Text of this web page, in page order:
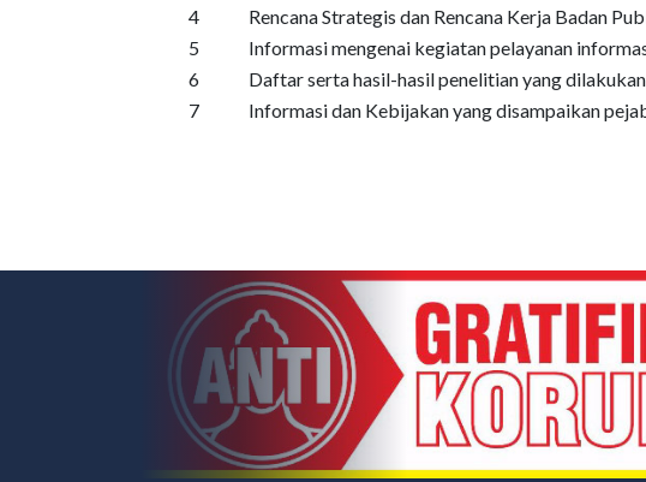
4
Rencana Strategis dan Rencana Kerja Badan
5
Informasi mengenai kegiatan pelayanan
6
Daftar serta hasil-hasil penelitian yang dilakukan
7
Informasi dan Kebijakan yang disampaikan